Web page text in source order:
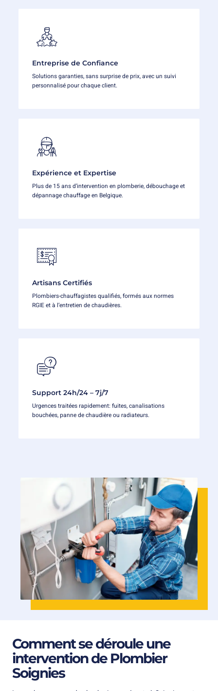
Entreprise de Confiance
Solutions garanties, sans surprise de prix, avec un suivi
personnalisé pour chaque client.
Expérience et Expertise
Plus de 15 ans d’intervention en plomberie, débouchage et
dépannage chauffage en Belgique.
Artisans Certifiés
Plombiers-chauffagistes qualifiés, formés aux normes
RGIE et à l’entretien de chaudières.
Support 24h/24 – 7j/7
Urgences traitées rapidement: fuites, canalisations
bouchées, panne de chaudière ou radiateurs.
Comment se déroule une
intervention de Plombier
Soignies